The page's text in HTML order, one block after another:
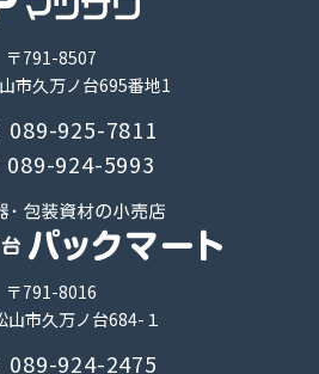
〒791-8507
市久万ノ台695番地1
089-925-7811
089-924-5993
〒791-8016
山市久万ノ台684-１
089-924-2475